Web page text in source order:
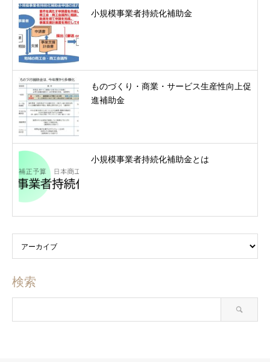
小規模事業者持続化補助金
ものづくり・商業・サービス生産性向上促
進補助金
小規模事業者持続化補助金とは
検索